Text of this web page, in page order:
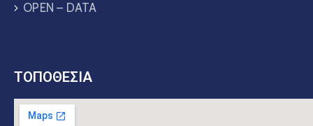
OPEN – DATA
ΤΟΠΟΘΕΣΙΑ